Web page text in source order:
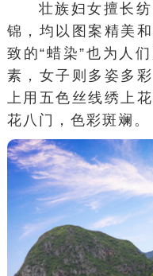
壮族妇女擅长
锦 ，均以图案精美
致的“蜡染”也为人
素，女子则多姿多
上用 五色丝线绣上
花八门，色彩斑斓。